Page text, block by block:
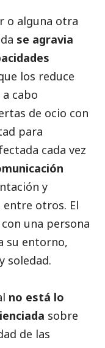
o alguna otra
se agravia
los reduce
cabo
de ocio con
para
cada vez
y
otros. El
una persona
su entorno,
soledad.
no está lo
sobre
de las